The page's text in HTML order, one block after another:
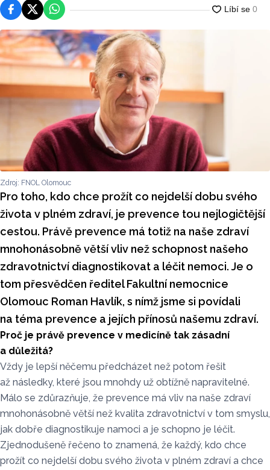
FacebookPlatforma X
WhatsApp
Zdroj: FNOL Olomouc
Pro toho, kdo chce prožít co nejdelší dobu svého
života v plném zdraví, je prevence tou nejlogičtější
cestou. Právě prevence má totiž na naše zdraví
mnohonásobně větší vliv než schopnost našeho
zdravotnictví diagnostikovat a léčit nemoci. Je o
tom přesvědčen ředitel Fakultní nemocnice
Olomouc Roman Havlík, s nímž jsme si povídali
na téma prevence a jejích přínosů našemu zdraví.
Proč je právě prevence v medicíně tak zásadní
a důležitá?
Vždy je lepší něčemu předcházet než potom řešit
až následky, které jsou mnohdy už obtížně napravitelné.
Málo se zdůrazňuje, že prevence má vliv na naše zdraví
mnohonásobně větší než kvalita zdravotnictví v tom smyslu,
jak dobře diagnostikuje namoci a je schopno je léčit.
Zjednodušeně řečeno to znamená, že každý, kdo chce
prožít co nejdelší dobu svého života v plném zdraví a chce